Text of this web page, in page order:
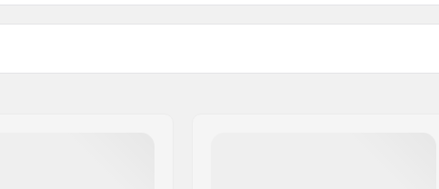
de alta densidade
respirável
Fit:
Fecho: